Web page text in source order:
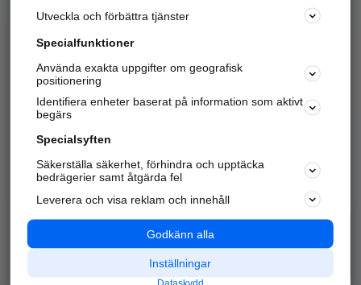
Marknadsför företaget
Kom igång och annonsera mot
samarbetspartners nära dig.
Alla kategorier
Populära sökningar
API & Kartor
Annonsera
Integritet
Nödnummer
Utveckla och förbättra tjänster
Specialfunktioner
Använda exakta uppgifter om geografisk
positionering
Identifiera enheter baserat på information som aktivt
begärs
Specialsyften
Säkerställa säkerhet, förhindra och upptäcka
bedrägerier samt åtgärda fel
Leverera och visa reklam och innehåll
Godkänn alla
Inställningar
Dataskydd